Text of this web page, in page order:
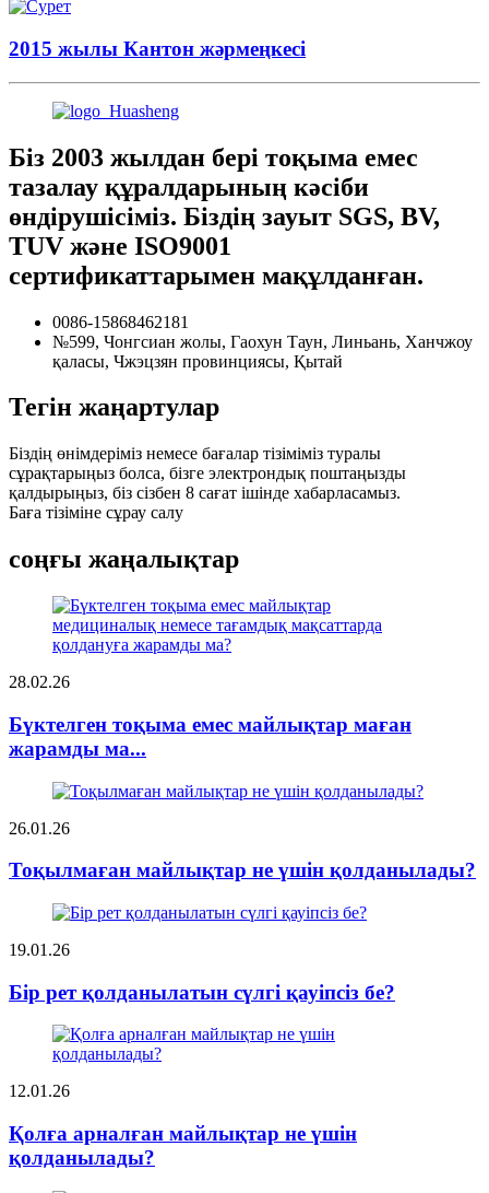
2015 жылы Кантон жәрмеңкесі
Біз 2003 жылдан бері тоқыма емес
тазалау құралдарының кәсіби
өндірушісіміз. Біздің зауыт SGS, BV,
TUV және ISO9001
сертификаттарымен мақұлданған.
0086-15868462181
№599, Чонгсиан жолы, Гаохун Таун, Линьань, Ханчжоу
қаласы, Чжэцзян провинциясы, Қытай
Тегін жаңартулар
Біздің өнімдеріміз немесе бағалар тізіміміз туралы
сұрақтарыңыз болса, бізге электрондық поштаңызды
қалдырыңыз, біз сізбен 8 сағат ішінде хабарласамыз.
Баға тізіміне сұрау салу
соңғы жаңалықтар
28.02.26
Бүктелген тоқыма емес майлықтар маған
жарамды ма...
26.01.26
Тоқылмаған майлықтар не үшін қолданылады?
19.01.26
Бір рет қолданылатын сүлгі қауіпсіз бе?
12.01.26
Қолға арналған майлықтар не үшін
қолданылады?